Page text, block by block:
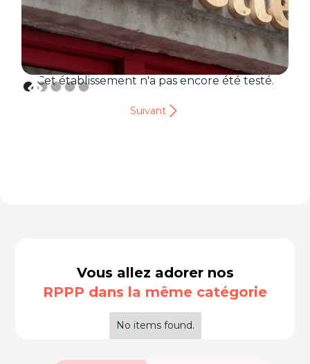
Cet établissement n'a pas encore été testé.
Suivant
Vous allez adorer nos
RPPP dans la même catégorie
No items found.